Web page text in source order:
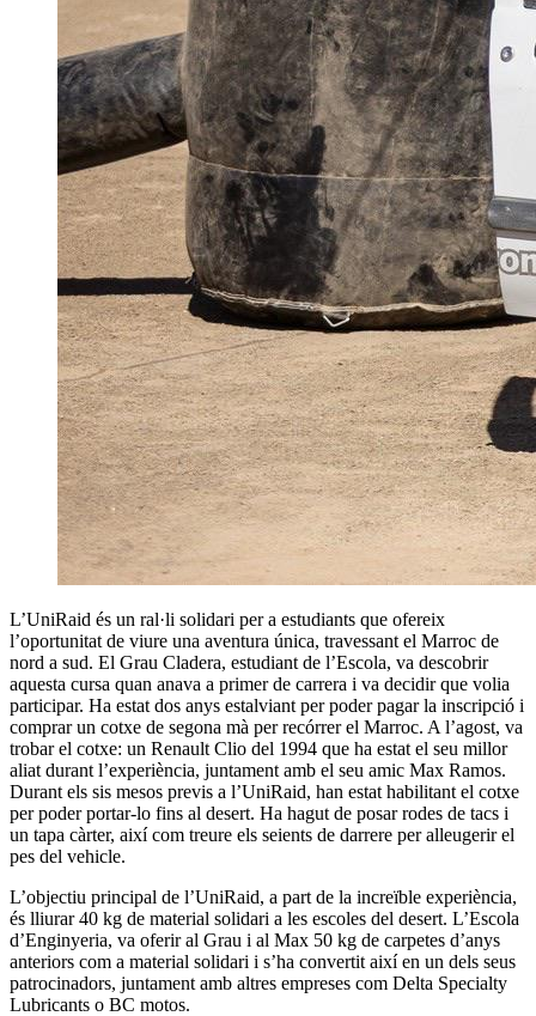
L’UniRaid és un ral·li solidari per a estudiants que ofereix
l’oportunitat de viure una aventura única, travessant el Marroc de
nord a sud. El Grau Cladera, estudiant de l’Escola, va descobrir
aquesta cursa quan anava a primer de carrera i va decidir que volia
participar. Ha estat dos anys estalviant per poder pagar la inscripció i
comprar un cotxe de segona mà per recórrer el Marroc. A l’agost, va
trobar el cotxe: un Renault Clio del 1994 que ha estat el seu millor
aliat durant l’experiència, juntament amb el seu amic Max Ramos.
Durant els sis mesos previs a l’UniRaid, han estat habilitant el cotxe
per poder portar-lo fins al desert. Ha hagut de posar rodes de tacs i
un tapa càrter, així com treure els seients de darrere per alleugerir el
pes del vehicle.
L’objectiu principal de l’UniRaid, a part de la increïble experiència,
és lliurar 40 kg de material solidari a les escoles del desert. L’Escola
d’Enginyeria, va oferir al Grau i al Max 50 kg de carpetes d’anys
anteriors com a material solidari i s’ha convertit així en un dels seus
patrocinadors, juntament amb altres empreses com Delta Specialty
Lubricants o BC motos.